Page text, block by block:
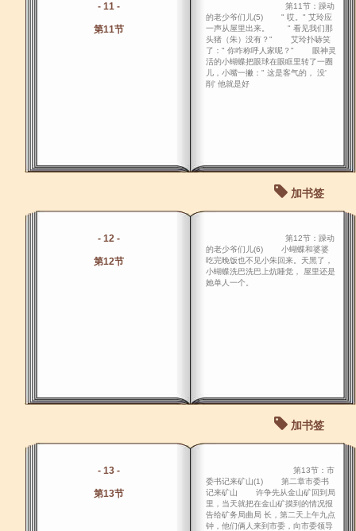
- 11 -
第11节
第11节：躁动
的老少爷们儿(5) " 哎。" 艾玲应
一声从屋里出来。 " 看见我们那
头猪（朱）没有？" 艾玲扑哧笑
了：" 你咋称呼人家呢？" 眼神灵
活的小蝴蝶把眼球在眼眶里转了一圈
儿，小嘴一撇：" 这是客气的， 没'
削' 他就是好
加书签
- 12 -
第12节
第12节：躁动
的老少爷们儿(6) 小蝴蝶和婆婆
吃完晚饭也不见小朱回来。天黑了，
小蝴蝶洗巴洗巴上炕睡觉， 屋里还是
她单人一个。
加书签
- 13 -
第13节
第13节：市
委书记来矿山(1) 第二章市委书
记来矿山 许争先从金山矿回到局
里，当天就把在金山矿摸到的情况报
告给矿务局曲局 长，第二天上午九点
钟，他们俩人来到市委，向市委领导